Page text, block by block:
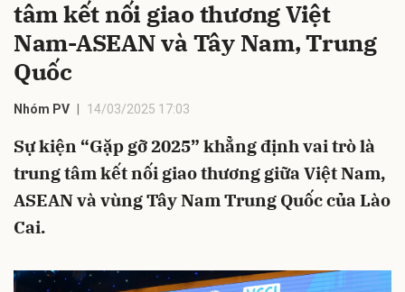
tâm kết nối giao thương Việt
Nam-ASEAN và Tây Nam, Trung
Quốc
Nhóm PV 14/03/2025 17:03
Sự kiện “Gặp gỡ 2025” khẳng định vai trò là
trung tâm kết nối giao thương giữa Việt Nam,
ASEAN và vùng Tây Nam Trung Quốc của Lào
Cai.